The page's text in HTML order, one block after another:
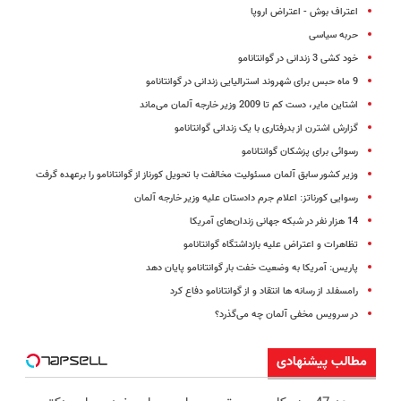
اعتراف بوش - اعتراض اروپا
حربه سیاسی
خود کشی 3 زندانی در گوانتانامو
9 ماه حبس برای شهروند استرالیایی زندانی در گوانتانامو
اشتاین مایر، دست کم تا 2009 وزیر خارجه آلمان می‌ماند
گزارش اشترن از بدرفتاری با یک زندانی گوانتانامو
رسوائی برای پزشکان گوانتانامو
وزیر کشور سابق آلمان مسئولیت مخالفت با تحویل کورناز از گوانتانامو را برعهده گرفت
رسوایی کورناتز: اعلام جرم دادستان علیه وزیر خارجه آلمان
14 هزار نفر در شبکه جهانی زندان‌های آمریکا
تظاهرات و اعتراض علیه بازداشتگاه گوانتانامو
پاریس: آمریکا به‌ وضعیت خفت بار گوانتانامو پایان‌ دهد
رامسفلد از رسانه ها انتقاد و از گوانتانامو دفاع کرد
در سرویس مخفی آلمان چه می‌گذرد؟
مطالب پیشنهادی